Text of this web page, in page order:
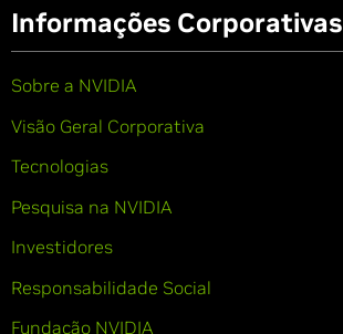
Informações Corporativas
Sobre a NVIDIA
Visão Geral Corporativa
Tecnologias
Pesquisa na NVIDIA
Investidores
Responsabilidade Social
Fundação NVIDIA